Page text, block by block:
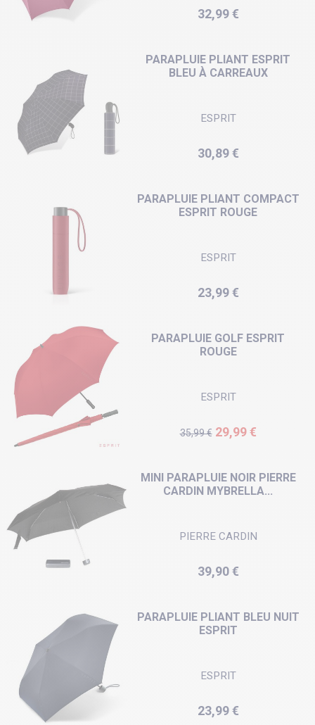
Prix
32,99 €
PARAPLUIE PLIANT ESPRIT
BLEU À CARREAUX
ESPRIT
Prix
30,89 €
PARAPLUIE PLIANT COMPACT
ESPRIT ROUGE
ESPRIT
Prix
23,99 €
PARAPLUIE GOLF ESPRIT
ROUGE
ESPRIT
Prix de base
35,99 € Prix
29,99 €
MINI PARAPLUIE NOIR PIERRE
CARDIN MYBRELLA...
PIERRE CARDIN
Prix
39,90 €
PARAPLUIE PLIANT BLEU NUIT
ESPRIT
ESPRIT
Prix
23,99 €